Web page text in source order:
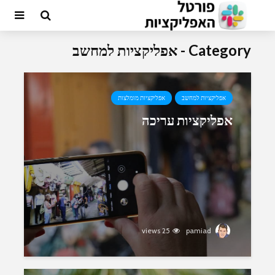
Category - אפליקציות למחשב
אפליקציות למחשב אפליקציות מומלצות
אפליקציות עריכה
25 views